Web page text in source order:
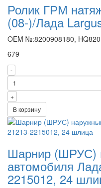
Ролик ГРМ
(08-)/Лада
OEM №:8200908180,
679
-
+
В корзину
Шарнир (ШРУС)
автомобиля
2215012, 24